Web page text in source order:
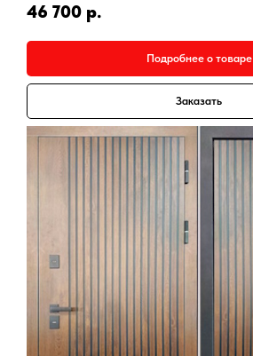
46 700 р.
Подробнее о товаре
Заказать